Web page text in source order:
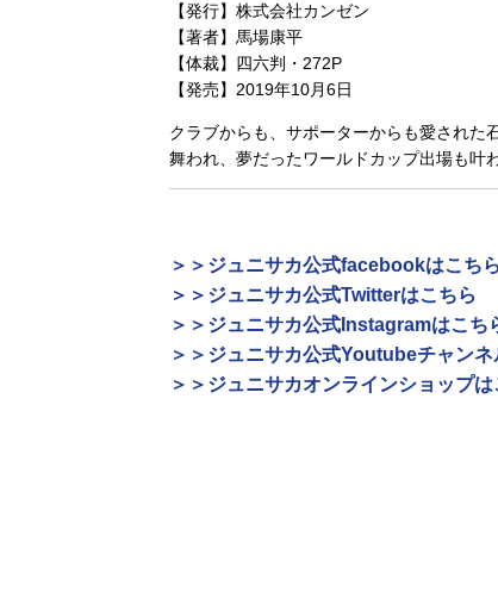
【発行】株式会社カンゼン
【著者】馬場康平
【体裁】四六判・272P
【発売】2019年10月6日
クラブからも、サポーターからも愛された
舞われ、夢だったワールドカップ出場も叶
＞＞ジュニサカ公式facebookはこちら
＞＞ジュニサカ公式Twitterはこちら
＞＞ジュニサカ公式Instagramはこち
＞＞ジュニサカ公式Youtubeチャンネ
＞＞ジュニサカオンラインショップは